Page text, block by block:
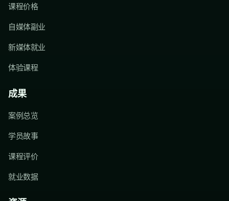
课程价格
自媒体副业
新媒体就业
体验课程
成果
案例总览
学员故事
课程评价
就业数据